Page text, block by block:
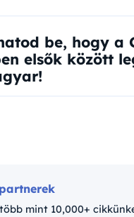
be, hogy a
elsők között
mint 10,000+